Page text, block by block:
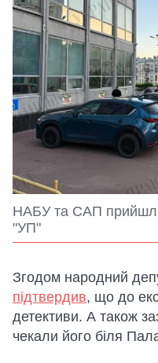
НАБУ та САП
"УП"
Згодом народний
підтвердив, що до
детективи. А також
чекали його біля